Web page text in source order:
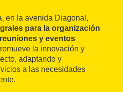
​​en la avenida Diagonal,
para la organización
y eventos
la innovación y
adaptando y
a las necesidades